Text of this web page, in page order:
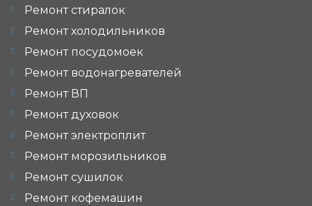
Ремонт стиралок
Ремонт холодильников
Ремонт посудомоек
Ремонт водонагревателей
Ремонт ВП
Ремонт духовок
Ремонт электроплит
Ремонт морозильников
Ремонт сушилок
Ремонт кофемашин